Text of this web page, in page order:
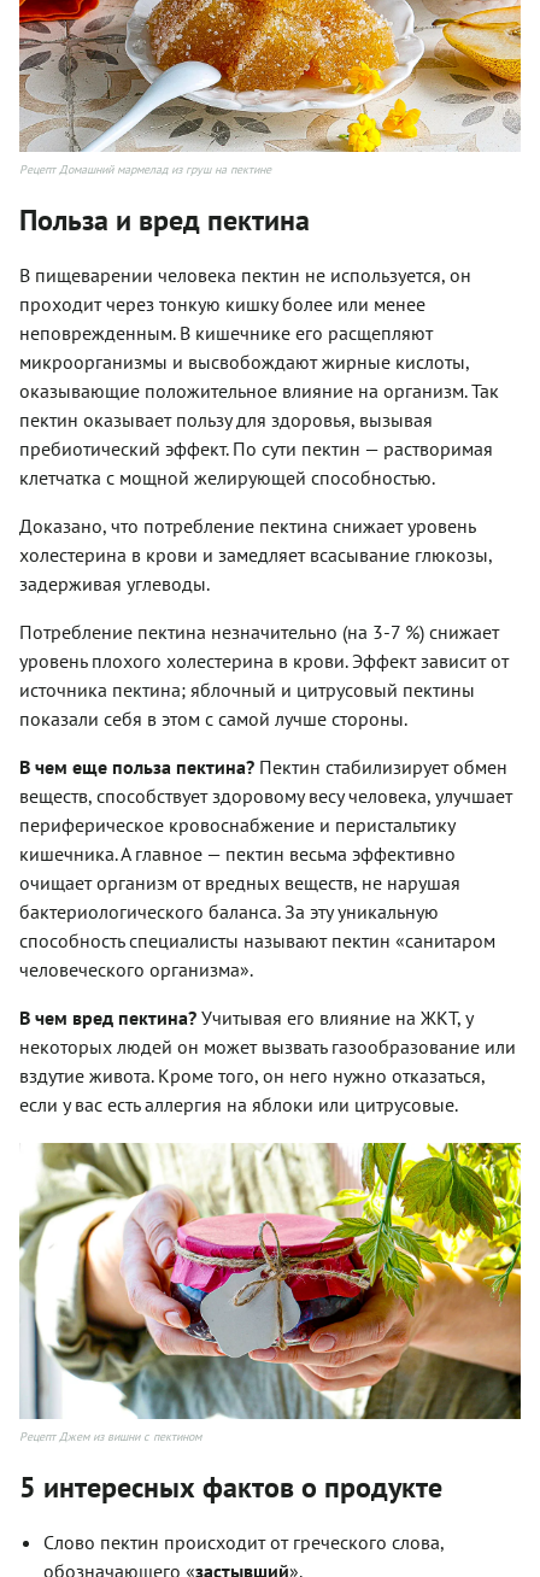
Рецепт Домашний мармелад из груш на пектине
Польза и вред пектина
В пищеварении человека пектин не используется, он
проходит через тонкую кишку более или менее
неповрежденным. В кишечнике его расщепляют
микроорганизмы и высвобождают жирные кислоты,
оказывающие положительное влияние на организм. Так
пектин оказывает пользу для здоровья, вызывая
пребиотический эффект. По сути пектин — растворимая
клетчатка с мощной желирующей способностью.
Доказано, что потребление пектина снижает уровень
холестерина в крови и замедляет всасывание глюкозы,
задерживая углеводы.
Потребление пектина незначительно (на 3-7 %) снижает
уровень плохого холестерина в крови. Эффект зависит от
источника пектина; яблочный и цитрусовый пектины
показали себя в этом с самой лучше стороны.
В чем еще польза пектина? Пектин стабилизирует обмен
веществ, способствует здоровому весу человека, улучшает
периферическое кровоснабжение и перистальтику
кишечника. А главное — пектин весьма эффективно
очищает организм от вредных веществ, не нарушая
бактериологического баланса. За эту уникальную
способность специалисты называют пектин «санитаром
человеческого организма».
В чем вред пектина? Учитывая его влияние на ЖКТ, у
некоторых людей он может вызвать газообразование или
вздутие живота. Кроме того, он него нужно отказаться,
если у вас есть аллергия на яблоки или цитрусовые.
Рецепт Джем из вишни с пектином
5 интересных фактов о продукте
Слово пектин происходит от греческого слова,
обозначающего «застывший».